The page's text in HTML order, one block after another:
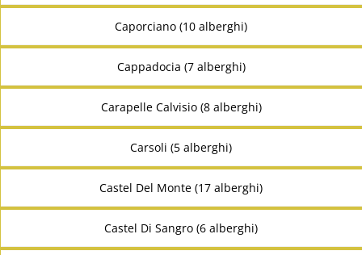
Caporciano (10 alberghi)
Cappadocia (7 alberghi)
Carapelle Calvisio (8 alberghi)
Carsoli (5 alberghi)
Castel Del Monte (17 alberghi)
Castel Di Sangro (6 alberghi)